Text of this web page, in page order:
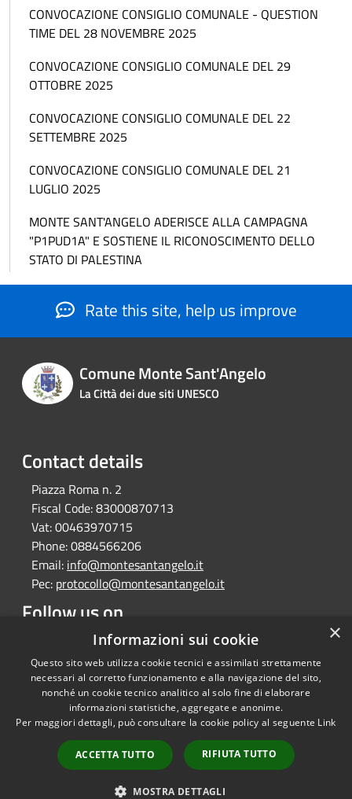
CONVOCAZIONE CONSIGLIO COMUNALE - QUESTION
TIME DEL 28 NOVEMBRE 2025
CONVOCAZIONE CONSIGLIO COMUNALE DEL 29
OTTOBRE 2025
CONVOCAZIONE CONSIGLIO COMUNALE DEL 22
SETTEMBRE 2025
CONVOCAZIONE CONSIGLIO COMUNALE DEL 21
LUGLIO 2025
MONTE SANT'ANGELO ADERISCE ALLA CAMPAGNA
"P1PUD1A" E SOSTIENE IL RICONOSCIMENTO DELLO
STATO DI PALESTINA
Rate this site, help us improve
Comune Monte Sant'Angelo
La Città dei due siti UNESCO
Contact details
Piazza Roma n. 2
Fiscal Code:83000870713
Vat:00463970715
Phone:0884566206
Email: info@montesantangelo.it
Pec: protocollo@montesantangelo.it
Follow us on
FacebookYoutubeInstagramTelegramWhatsapp
RSS
Copyright © 2026 • Comune
byMunicipium
Admin
access
×
Informazioni sui cookie
Questo sito web utilizza cookie tecnici e assimilati strettamente
necessari al corretto funzionamento e alla navigazione del sito,
nonché un cookie tecnico analitico al solo fine di elaborare
informazioni statistiche, aggregate e anonime.
Per maggiori dettagli, può consultare la cookie policy al seguente Link
ACCETTA TUTTO RIFIUTA TUTTO
MOSTRA DETTAGLI